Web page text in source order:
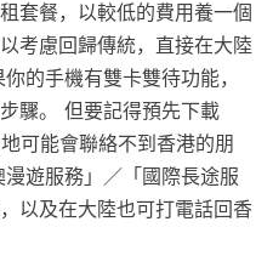
套餐，以較低的費用養一個
考慮回歸傳統，直接在大陸
的手機有雙卡雙待功能，
驟。 但要記得預先下載
可能會聯絡不到香港的朋
遊服務」／「國際長途服
以及在大陸也可打電話回香